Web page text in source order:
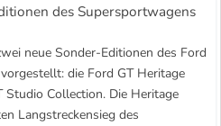
des Supersportwagens
neue Sonder-Editionen des Ford
die Ford GT Heritage
Studio Collection. Die Heritage
Langstreckensieg des